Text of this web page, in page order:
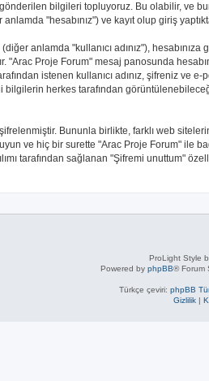
bilgileri topluyoruz. Bu olabilir, ve
"hesabınız") ve kayıt olup giriş
anlamda "kullanıcı adınız"),
Proje Forum" mesaj panosunda
istenen kullanıcı adınız, şifreniz
bilgilerin herkes tarafından
Bununla birlikte, farklı web
ve hiç bir surette "Arac Proje Forum" ile
tarafından sağlanan "Şifremi unuttum"
ProLight Style
Powered by phpBB® Forum
Türkçe çeviri: phpBB
Gizlilik |